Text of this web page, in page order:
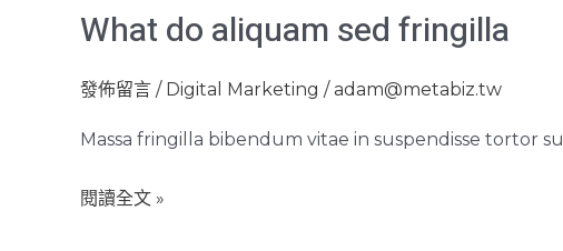
What do aliquam sed fringilla
發佈留言 / Digital Marketing /adam@metabiz.tw
Massa fringilla bibendum vitae in suspendisse tortor su
閱讀全文 »